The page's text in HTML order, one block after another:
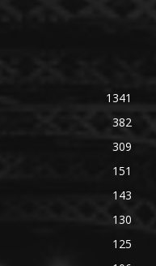
1341
382
309
151
143
130
125